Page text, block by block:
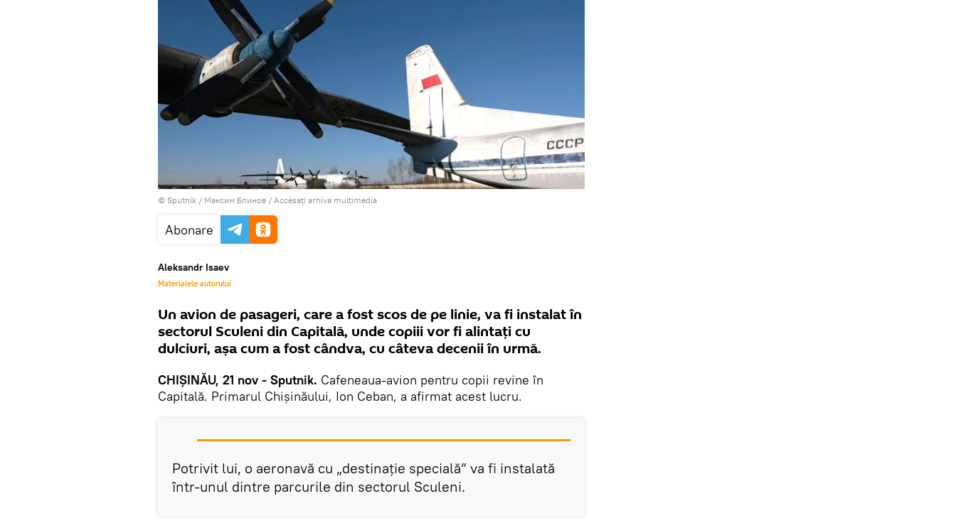
© Sputnik / Максим Блинов / Accesați arhiva multimedia
Abonare
Aleksandr Isaev
Materialele autorului
Un avion de pasageri, care a fost scos de pe linie, va fi instalat în
sectorul Sculeni din Capitală, unde copiii vor fi alintați cu
dulciuri, așa cum a fost cândva, cu câteva decenii în urmă.
CHIȘINĂU, 21 nov - Sputnik. Cafeneaua-avion pentru copii revine în
Capitală. Primarul Chișinăului, Ion Ceban, a afirmat acest lucru.
Potrivit lui, o aeronavă cu „destinație specială” va fi instalată
într-unul dintre parcurile din sectorul Sculeni.